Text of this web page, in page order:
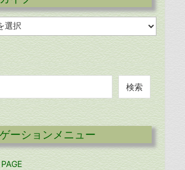
検索
ーションメニュー